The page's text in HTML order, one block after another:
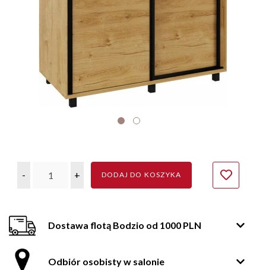
- + DODAJ DO KOSZYKA
Dostawa flotą Bodzio od 1000 PLN
Odbiór osobisty w salonie